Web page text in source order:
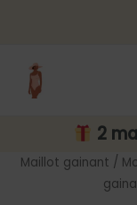
contenu
2
Maillot gainant /